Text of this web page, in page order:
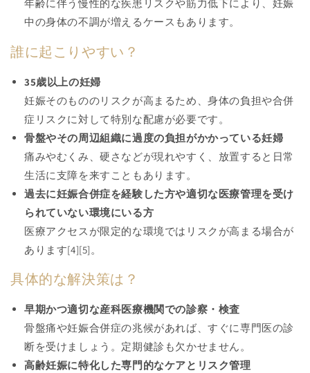
年齢に伴う慢性的な疾患リスクや筋力低下により、妊娠
中の身体の不調が増えるケースもあります。
誰に起こりやすい？
35歳以上の妊婦
妊娠そのもののリスクが高まるため、身体の負担や合併
症リスクに対して特別な配慮が必要です。
骨盤やその周辺組織に過度の負担がかかっている妊婦
痛みやむくみ、硬さなどが現れやすく、放置すると日常
生活に支障を来すこともあります。
過去に妊娠合併症を経験した方や適切な医療管理を受け
られていない環境にいる方
医療アクセスが限定的な環境ではリスクが高まる場合が
あります[4][5]。
具体的な解決策は？
早期かつ適切な産科医療機関での診察・検査
骨盤痛や妊娠合併症の兆候があれば、すぐに専門医の診
断を受けましょう。定期健診も欠かせません。
高齢妊娠に特化した専門的なケアとリスク管理